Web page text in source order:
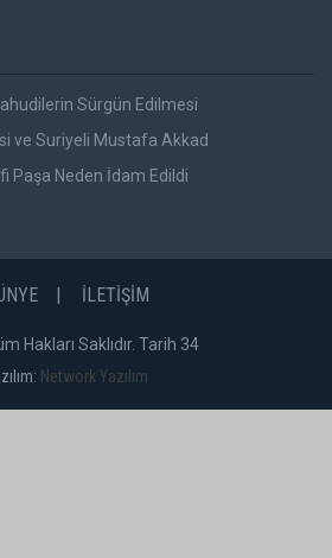
Sürgün Edilmesi
ve Suriyeli Mustafa Akkad
Paşa Neden İdam Edildi
İLETİŞİM
Hakları Saklıdır. Tarih 34
Network Yazılım